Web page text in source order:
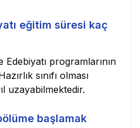
eğitim süresi kaç
programlarının
sınıfı olması
uzayabilmektedir.
başlamak